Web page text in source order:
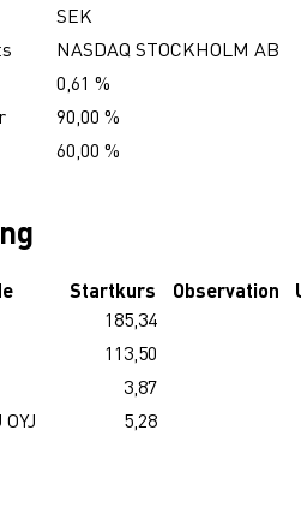
SEK
NASDAQ STOCKHOLM AB
0,61 %
90,00 %
60,00 %
Startkurs Observation
185,34
113,50
3,87
5,28